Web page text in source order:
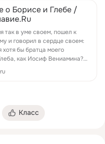
о Борисе и Глебе /
так в уме своем, пошел к
и говорил в сердце своем:
хотя бы братца моего
как Иосиф Вениамина?»
своем: «Да будет воля
Класс